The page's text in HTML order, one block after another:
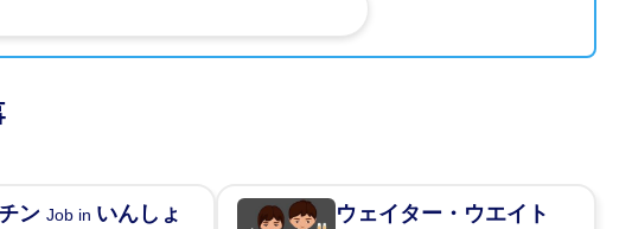
ンJob in いんしょ
ウェイター・ウエイト